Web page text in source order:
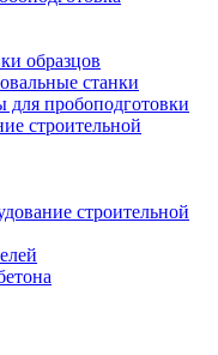
образцов
станки
для пробоподготовки
строительной
строительной